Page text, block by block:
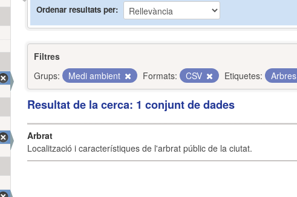
Ordenar resultats per
Filtres
Grups:
Medi ambient Formats: CSV Etiquetes:
Resultat de la cerca: 1 conjunt de dades
Arbrat
Localització i característiques de l'arbrat públic de la ciutat.